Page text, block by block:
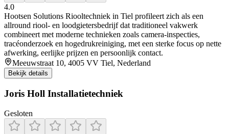
4.0
Hootsen Solutions Riooltechniek in Tiel profileert zich als een
allround riool‑ en loodgietersbedrijf dat traditioneel vakwerk
combineert met moderne technieken zoals camera-inspecties,
tracéonderzoek en hogedrukreiniging, met een sterke focus op nette
afwerking, eerlijke prijzen en persoonlijk contact.
Meeuwstraat 10, 4005 VV Tiel, Nederland
Bekijk details
Joris Holl Installatietechniek
Gesloten